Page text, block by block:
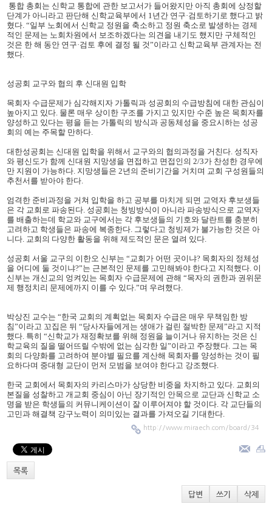
통합 총회는 신학교 통합에 관한 보고서가 들어왔지만 아직 총회에 상정할
단계가 아니라고 판단해 신학교육부에서 1년간 연구·검토하기로 했다고 밝
혔다. “일부 노회에서 신학교 정원을 축소하고 정원 축소로 발생하는 경제
적인 문제는 노회차원에서 보조하겠다는 의견을 내기도 했지만 구체적인
것은 한 해 동안 연구·검토 후에 결정 될 것”이라고 신학교육부 관계자는 전
했다.
성공회 교구와 협의 후 신대원 입학
목회자 수급문제가 심각해지자 가톨릭과 성공회의 수급방침에 대한 관심이
높아지고 있다. 물론 매우 상이한 구조를 가지고 있지만 수준 높은 목회자를
양성하고 있다는 평을 듣는 가톨릭의 방식과 공동체성을 중요시하는 성공
회의 예는 주목할 만하다.
대한성공회는 신대원 입학을 위해서 교구와의 협의과정을 거친다. 성직자
와 평신도가 함께 신대원 지망생을 면접하고 면접인의 2/3가 찬성한 경우에
만 지원이 가능하다. 지망생들은 2년의 준비기간을 거치며 교회 구성원들의
추천서를 받아야 한다.
엄격한 준비과정을 거쳐 입학을 하고 공부를 마치게 되면 교역자 후보생들
은 각 교회로 파송된다. 성공회는 청빙방식이 아니라 파송방식으로 교역자
를 배출하는데 학교와 교구에서는 각 후보생들의 기호와 달란트를 충분히
고려하고 학생들은 파송에 복종한다. 그렇다고 청빙제가 불가능한 것은 아
니다. 교회의 다양한 활동을 위해 제도적인 문은 열려 있다.
성공회 서울 교구의 이한오 신부는 “교회가 어떤 곳이냐? 목회자의 정체성
을 어디에 둘 것이냐?”는 근본적인 문제를 고민해봐야 한다고 지적했다. 이
신부는 개신교의 엉켜있는 목회자 수급문제에 관해 “목자의 권한과 권위문
제 행정치리 문제에까지 이를 수 있다.”며 우려했다.
박상진 교수는 “한국 교회의 계획없는 목회자 수급은 매우 무책임한 방
침”이라고 꼬집은 뒤 “당사자들에게는 생애가 걸린 절박한 문제”라고 지적
했다. 특히 “신학교가 재정확보를 위해 정원을 늘이거나 유지하는 것은 신
학교육의 질을 떨어뜨릴 수밖에 없는 심각한 일”이라고 주장했다. 그는 목
회의 다양화를 고려하여 분야별 필요를 계산해 목회자를 양성하는 것이 필
요하다며 중대형 교단이 먼저 모범을 보여야 한다고 강조했다.
한국 교회에서 목회자의 카리스마가 상당한 비중을 차지하고 있다. 교회의
본질을 성찰하고 개교회 중심이 아닌 장기적인 안목으로 교단과 신학교 소
명을 받은 학생들의 커뮤니케이션이 잘 이루어져야 할 것이다. 각 교단들의
고민과 해결책 강구노력이 의미있는 결과를 가져오길 기대한다.
http://www.miraech.com/board/34
목록
답변 쓰기 삭제